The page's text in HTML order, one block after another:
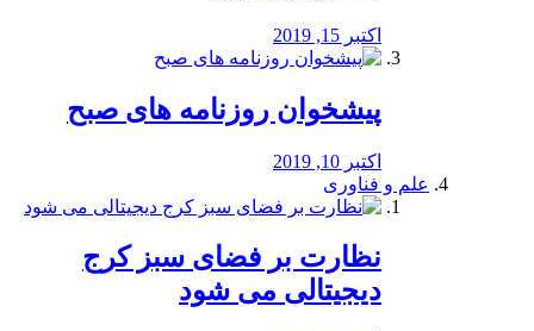
اکتبر 15, 2019
پیشخوان روزنامه های صبح
اکتبر 10, 2019
علم و فناوری
نظارت بر فضای سبز کرج
دیجیتالی می شود